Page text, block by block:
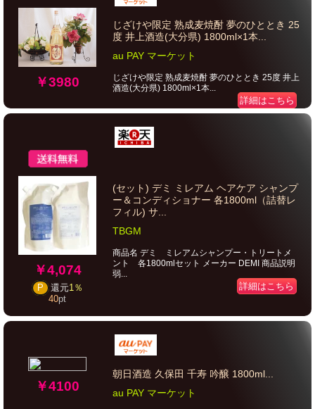
￥3980
じざけや限定 熟成麦焼酎 夢のひととき 25
度 井上酒造(大分県) 1800ml×1本...
au PAY マーケット
じざけや限定 熟成麦焼酎 夢のひととき 25度 井上
酒造(大分県) 1800ml×1本...
詳細はこちら
￥4,074
P 還元1％
40pt
(セット) デミ ミレアム ヘアケア シャンプ
ー＆コンディショナー 各1800ml（詰替レ
フィル) サ...
TBGM
商品名 デミ ミレアムシャンプー・トリートメ
ント 各1800mlセット メーカー DEMI 商品説明
弱...
詳細はこちら
￥4100
朝日酒造 久保田 千寿 吟醸 1800ml...
au PAY マーケット